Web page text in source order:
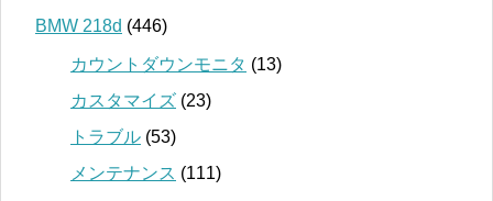
BMW 218d (446)
カウントダウンモニタ (13)
カスタマイズ (23)
トラブル (53)
メンテナンス (111)